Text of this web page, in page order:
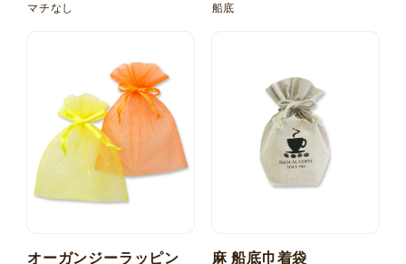
マチなし
船底
オーガンジーラッピン 麻 船底巾着袋